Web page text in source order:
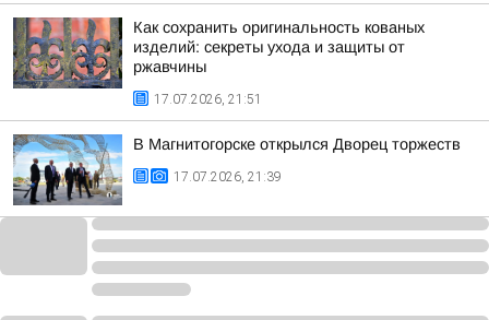
Как сохранить оригинальность кованых
изделий: секреты ухода и защиты от
ржавчины
17.07.2026, 21:51
В Магнитогорске открылся Дворец торжеств
17.07.2026, 21:39